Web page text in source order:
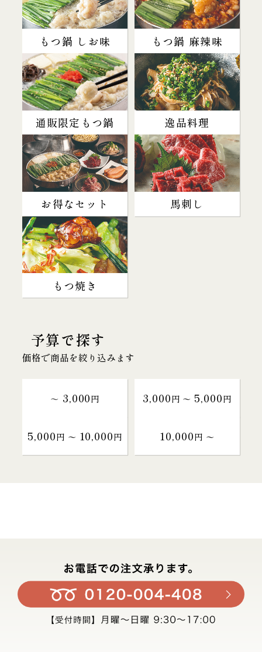
もつ鍋 しお味 もつ鍋 麻辣味
通販限定もつ鍋 逸品料理
お得なセット 馬刺し
もつ焼き
予算で探す
価格で商品を絞り込みます
～ 3,000円 3,000円 〜 5,000円
5,000円 〜 10,000円 10,000円 〜